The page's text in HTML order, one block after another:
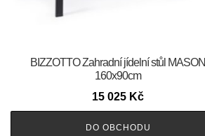
BIZZOTTO Zahradní jídelní stůl MASON
160x90cm
15 025 Kč
DO OBCHODU